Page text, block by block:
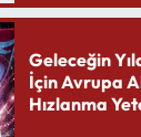
Geleceğin
İçin Avrupa
Hızlanma